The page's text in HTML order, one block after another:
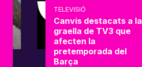
TELEVISIÓ
Canvis destacats a la
graella de TV3 que
afecten la
pretemporada del
Barça